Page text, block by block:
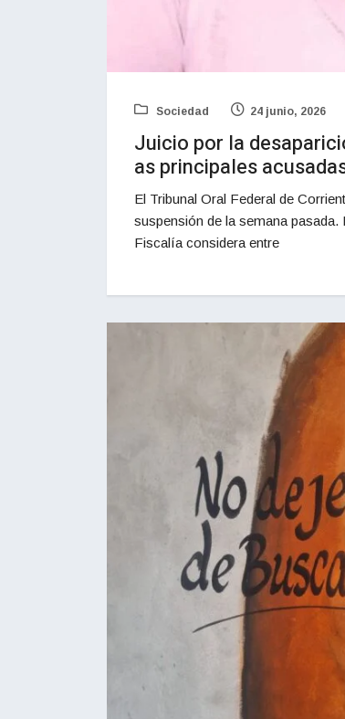
Sociedad 24 junio, 2026
Juicio por la
as principales
El Tribunal Oral Federal de
suspensión de la semana
Fiscalía considera entre